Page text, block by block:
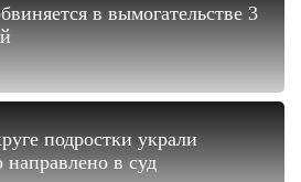
в вымогательстве 3
подростки украли
в суд